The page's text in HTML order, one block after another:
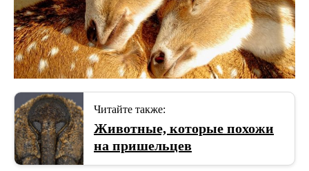
Читайте также:
Животные, которые похожи
на пришельцев